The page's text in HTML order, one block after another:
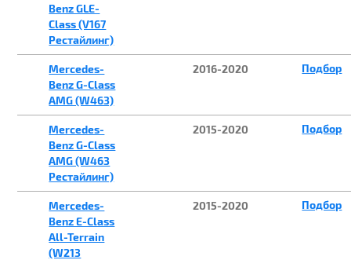
Benz GLE-
Class (V167
Рестайлинг)
Mercedes-
Benz G-Class
AMG (W463)
2016-2020 Подбор
Mercedes-
Benz G-Class
AMG (W463
Рестайлинг)
2015-2020 Подбор
Mercedes-
Benz E-Class
All-Terrain
(W213
2015-2020 Подбор